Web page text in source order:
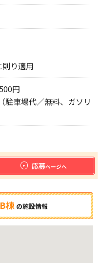
り適用
円
車場代／無料、ガソリ
応募ページへ
棟の施設情報